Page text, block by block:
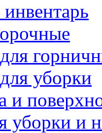
уборки
и
и